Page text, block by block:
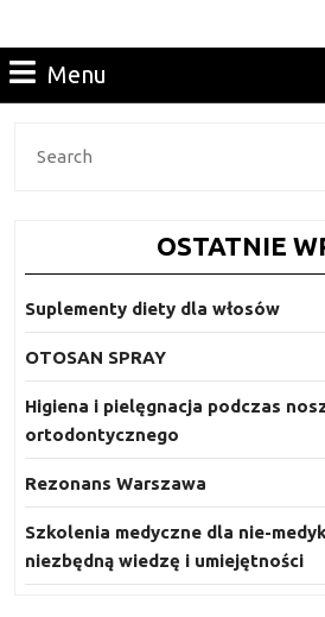
Menu
Search
OSTATNIE
Suplementy diety dla włosów
OTOSAN SPRAY
Higiena i pielęgnacja podczas
ortodontycznego
Rezonans Warszawa
Szkolenia medyczne dla nie-
niezbędną wiedzę i umiejętności